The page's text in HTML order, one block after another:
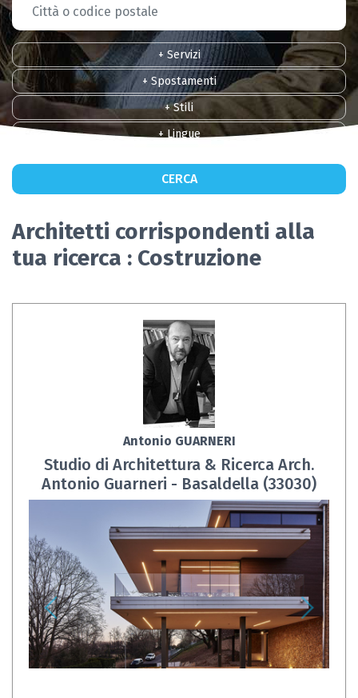
+ Servizi
+ Spostamenti
+ Stili
+ Lingue
CERCA
Architetti corrispondenti alla
tua ricerca : Costruzione
Antonio GUARNERI
Studio di Architettura & Ricerca Arch.
Antonio Guarneri - Basaldella (33030)